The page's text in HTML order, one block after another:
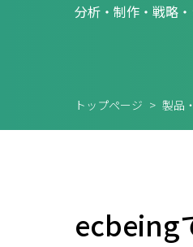
分析・制作・戦略
トップページ > 製品
ecbeing